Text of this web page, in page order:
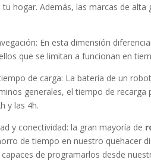
tu hogar. Además, las marcas de
En esta dimensión
que se limitan a funcionan en
de carga: La batería de un
generales, el tiempo de recarga
y las 4h.
y conectividad: la gran mayoría de
de tiempo en nuestro quehacer
de programarlos desde